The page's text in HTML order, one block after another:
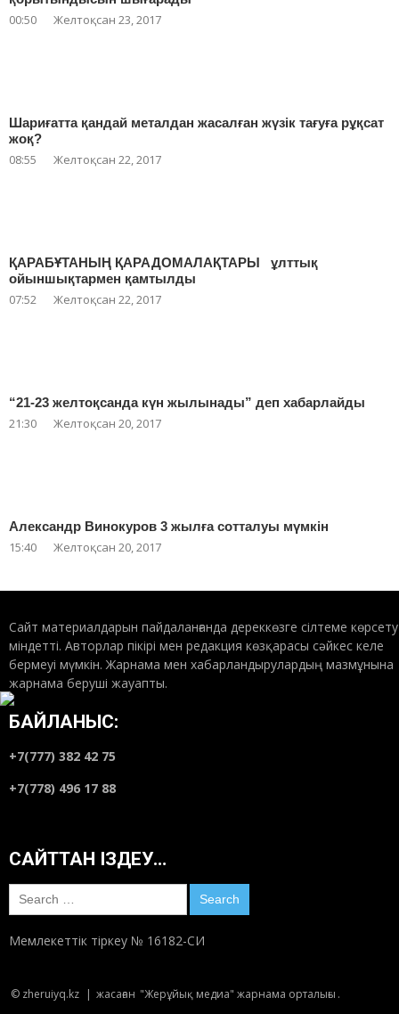
00:50 Желтоқсан 23, 2017
Шариғатта қандай металдан жасалған жүзік тағуға рұқсат
жоқ?
08:55 Желтоқсан 22, 2017
ҚАРАБҰТАНЫҢ ҚАРАДОМАЛАҚТАРЫ ұлттық
ойыншықтармен қамтылды
07:52 Желтоқсан 22, 2017
“21-23 желтоқсанда күн жылынады” деп хабарлайды
21:30 Желтоқсан 20, 2017
Александр Винокуров 3 жылға сотталуы мүмкін
15:40 Желтоқсан 20, 2017
Сайт материалдарын пайдаланғанда дереккөзге сілтеме көрсету
міндетті. Авторлар пікірі мен редакция көзқарасы сәйкес келе
бермеуі мүмкін. Жарнама мен хабарландырулардың мазмұнына
жарнама беруші жауапты.
БАЙЛАНЫС:
+7(777) 382 42 75
+7(778) 496 17 88
САЙТТАН ІЗДЕУ…
Search
for:
Мемлекеттік тіркеу № 16182-СИ
© zheruiyq.kz | жасаған "Жерұйық медиа" жарнама орталығы .